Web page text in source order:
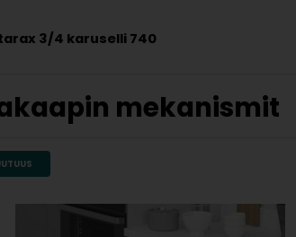
3/4 karuselli 740
mekanismit